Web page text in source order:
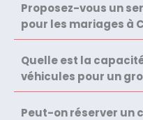
Proposez-vous un
pour les mariages à
Quelle est la
véhicules pour un
Peut-on réserver un